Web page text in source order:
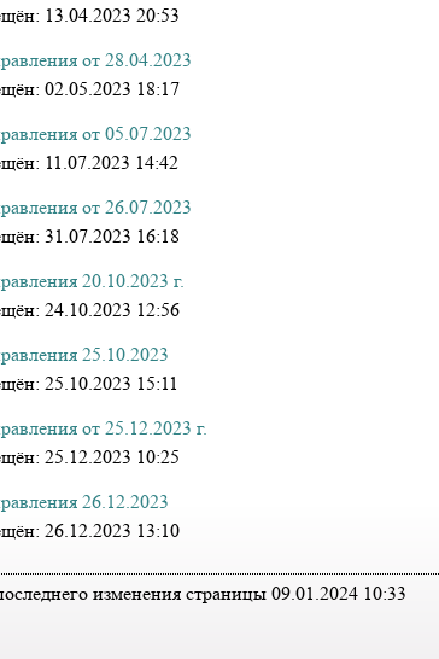
13.04.2023 20:53
от 28.04.2023
02.05.2023 18:17
от 05.07.2023
11.07.2023 14:42
от 26.07.2023
31.07.2023 16:18
20.10.2023 г.
24.10.2023 12:56
25.10.2023
25.10.2023 15:11
от 25.12.2023 г.
25.12.2023 10:25
26.12.2023
26.12.2023 13:10
изменения страницы 09.01.2024 10:33